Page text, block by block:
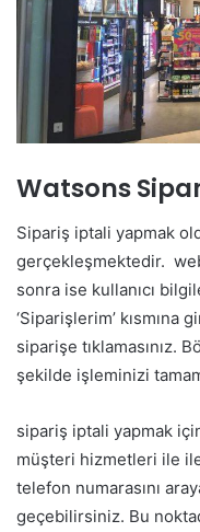
Watsons
Sipariş iptali yapmak
gerçekleşmektedir.
sonra ise kullanıcı
‘Siparişlerim’
siparişe tıklamasınız.
şekilde işleminizi
sipariş iptali yapmak
müşteri hizmetleri ile
telefon numarasını
geçebilirsiniz. Bu